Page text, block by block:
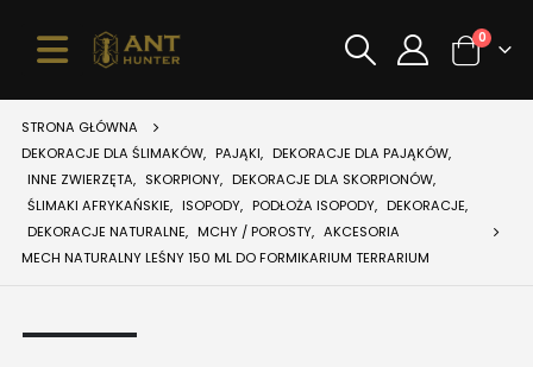
0
STRONA GŁÓWNA
DEKORACJE DLA ŚLIMAKÓW, PAJĄKI, DEKORACJE DLA PAJĄKÓW,
INNE ZWIERZĘTA, SKORPIONY, DEKORACJE DLA SKORPIONÓW,
ŚLIMAKI AFRYKAŃSKIE, ISOPODY, PODŁOŻA ISOPODY, DEKORACJE,
DEKORACJE NATURALNE, MCHY / POROSTY, AKCESORIA
MECH NATURALNY LEŚNY 150 ML DO FORMIKARIUM TERRARIUM